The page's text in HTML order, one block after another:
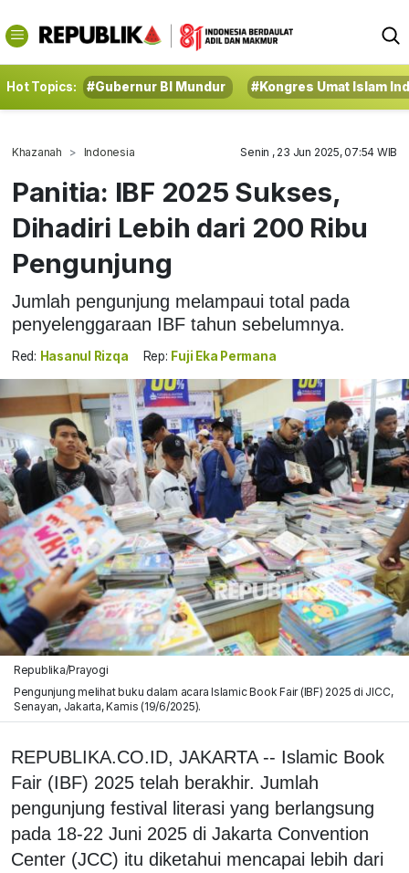
Hot Topics: #Gubernur BI Mundur #Kongres Umat Islam
Khazanah Indonesia Senin , 23 Jun 2025, 07:54 WIB
Panitia: IBF 2025 Sukses,
Dihadiri Lebih dari 200 Ribu
Pengunjung
Jumlah pengunjung melampaui total pada
penyelenggaraan IBF tahun sebelumnya.
Red: Hasanul Rizqa Rep: Fuji Eka Permana
Republika/Prayogi
Pengunjung melihat buku dalam acara Islamic Book Fair (IBF) 2025 di JICC,
Senayan, Jakarta, Kamis (19/6/2025).
REPUBLIKA.CO.ID, JAKARTA -- Islamic Book
Fair (IBF) 2025 telah berakhir. Jumlah
pengunjung festival literasi yang berlangsung
pada 18-22 Juni 2025 di Jakarta Convention
Center (JCC) itu diketahui mencapai lebih dari